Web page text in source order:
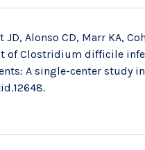
JD, Alonso CD, Marr KA,
of Clostridium difficile
A single-center study in